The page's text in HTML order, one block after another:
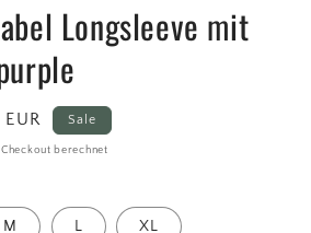
Longsleeve mit
Sale
berechnet
M L XL